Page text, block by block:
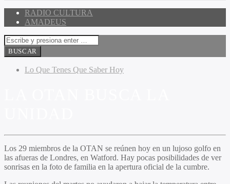
RADIO CULTURA
AMADEUS
Lo Que Tenes Que Saber Hoy
Los 29 miembros de la OTAN se reúnen hoy en un lujoso golfo en
las afueras de Londres, en Watford. Hay pocas posibilidades de ver
sonrisas en la foto de familia en la apertura oficial de la cumbre.